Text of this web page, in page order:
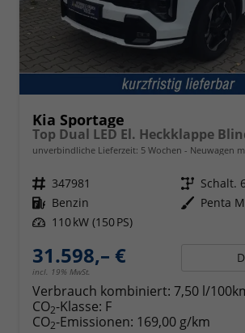
Kia Sportage
Top Dual LED El. Heckklappe
unverbindliche Lieferzeit: 5 Wochen Neuwagen
Fahrzeugnr. 347981 Getriebe Schalt.
Kraftstoff Benzin Außenfarbe Penta
Leistung 110 kW (150 PS)
31.598,– €
incl. 19% MwSt.
Verbrauch kombiniert: 7,50 l/
CO2-Klasse: F
CO2-Emissionen: 169,00 g/km